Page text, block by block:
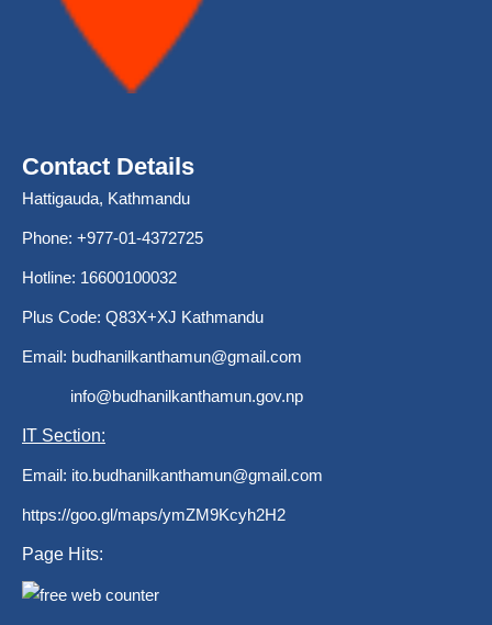
Contact Details
Hattigauda, Kathmandu
Phone: +977-01-4372725
Hotline: 16600100032
Plus Code: Q83X+XJ Kathmandu
Email: budhanilkanthamun@gmail.com
info@budhanilkanthamun.gov.np
IT Section:
Email: ito.budhanilkanthamun@gmail.com
https://goo.gl/maps/ymZM9Kcyh2H2
Page Hits: